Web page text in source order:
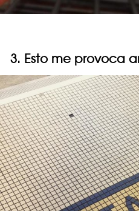
3. Esto me provoca